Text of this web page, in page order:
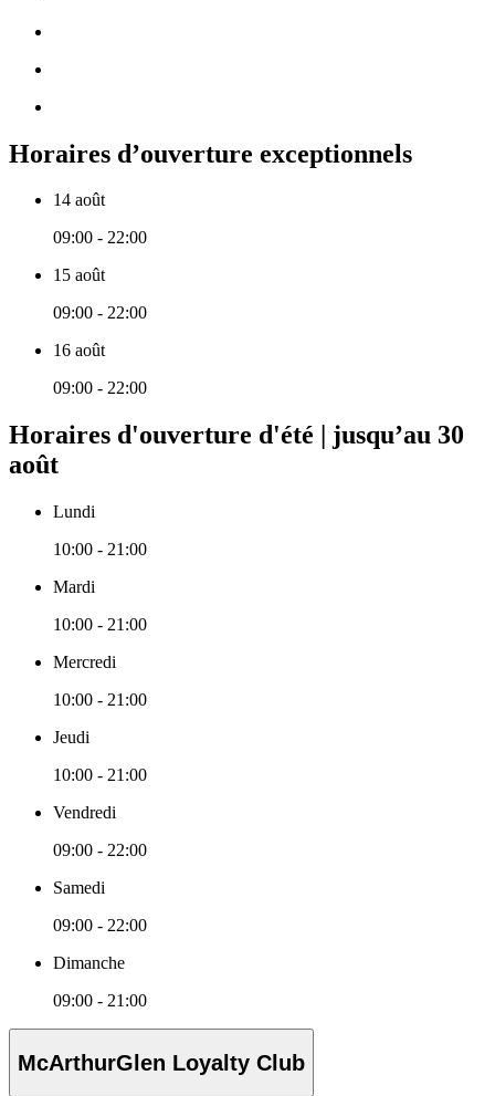
Horaires d’ouverture exceptionnels
14 août
09:00 - 22:00
15 août
09:00 - 22:00
16 août
09:00 - 22:00
Horaires d'ouverture d'été | jusqu’au 30
août
Lundi
10:00 - 21:00
Mardi
10:00 - 21:00
Mercredi
10:00 - 21:00
Jeudi
10:00 - 21:00
Vendredi
09:00 - 22:00
Samedi
09:00 - 22:00
Dimanche
09:00 - 21:00
McArthurGlen Loyalty Club